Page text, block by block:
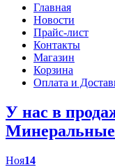
Главная
Новости
Прайс-лист
Контакты
Магазин
Корзина
Оплата и
У нас в
Ноя14